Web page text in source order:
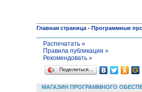
Главная страница - Программные
Распечатать »
Правила публикации »
Рекомендовать »
Поделиться…
МАГАЗИН ПРОГРАММНОГО